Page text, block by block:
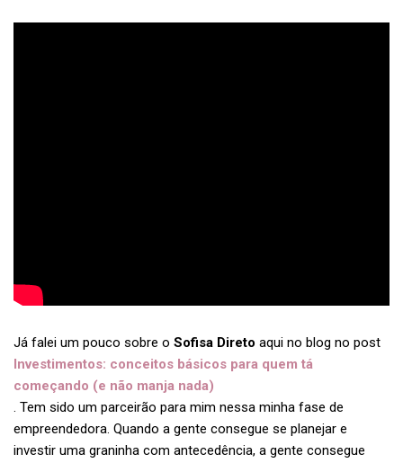
Já falei um pouco sobre o Sofisa Direto aqui no blog no post
Investimentos: conceitos básicos para quem tá
começando (e não manja nada)
. Tem sido um parceirão para mim nessa minha fase de
empreendedora. Quando a gente consegue se planejar e
investir uma graninha com antecedência, a gente consegue